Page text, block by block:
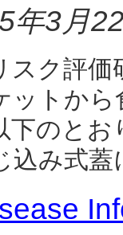
年3月
ク評価
ットか
下のと
込み式